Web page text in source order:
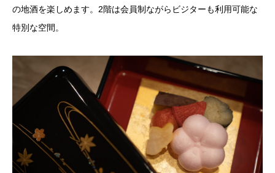
の地酒を楽しめます。2階は会員制ながらビジターも利用可能な
特別な空間。